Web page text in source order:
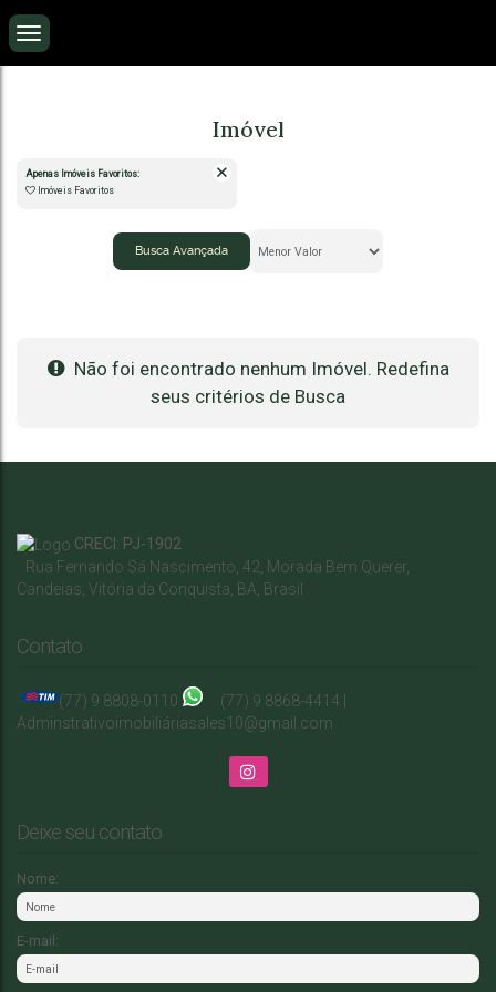
Imóvel
Apenas Imóveis Favoritos:
Imóveis Favoritos
Busca Avançada
Não foi encontrado nenhum Imóvel. Redefina
seus critérios de Busca
CRECI: PJ-1902
Rua Fernando Sá Nascimento, 42, Morada Bem Querer,
Candeias, Vitória da Conquista, BA, Brasil
Contato
(77) 9 8808-0110
(77) 9 8868-4414 |
Adminstrativoimobiliáriasales10@gmail.com
Deixe seu contato
Nome:
E-mail: